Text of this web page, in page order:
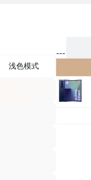
浅色模式
---